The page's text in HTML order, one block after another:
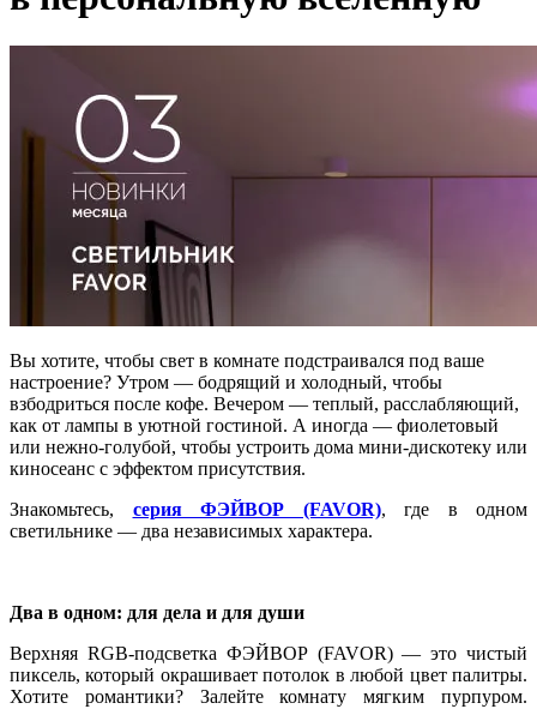
Вы хотите, чтобы свет в комнате подстраивался под ваше
настроение? Утром — бодрящий и холодный, чтобы
взбодриться после кофе. Вечером — теплый, расслабляющий,
как от лампы в уютной гостиной. А иногда — фиолетовый
или нежно-голубой, чтобы устроить дома мини-дискотеку или
киносеанс с эффектом присутствия.
Знакомьтесь, серия ФЭЙВОР (FAVOR), где в одном
светильнике — два независимых характера.
Два в одном: для дела и для души
Верхняя RGB-подсветка ФЭЙВОР (FAVOR) — это чистый
пиксель, который окрашивает потолок в любой цвет палитры.
Хотите романтики? Залейте комнату мягким пурпуром.